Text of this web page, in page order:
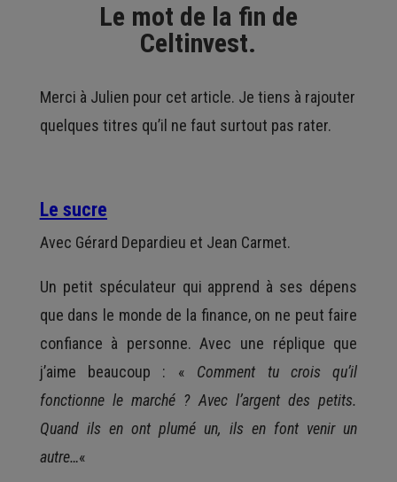
Le mot de la fin de
Celtinvest.
Merci à Julien pour cet article. Je tiens à rajouter
quelques titres qu’il ne faut surtout pas rater.
Le sucre
Avec Gérard Depardieu et Jean Carmet.
Un petit spéculateur qui apprend à ses dépens
que dans le monde de la finance, on ne peut faire
confiance à personne. Avec une réplique que
j’aime beaucoup : « Comment tu crois qu’il
fonctionne le marché ? Avec l’argent des petits.
Quand ils en ont plumé un, ils en font venir un
autre…«